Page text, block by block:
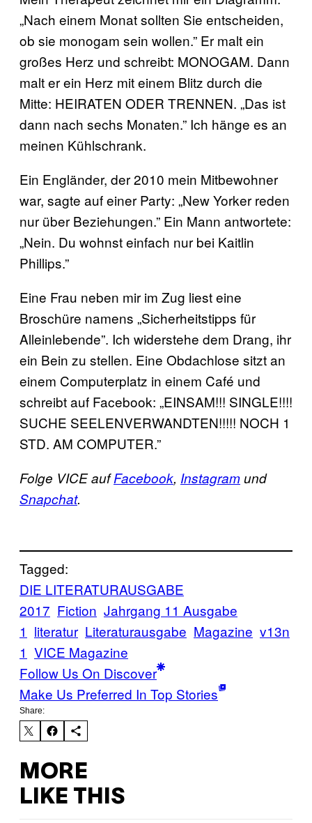
„Nach einem Monat sollten Sie entscheiden,
ob sie monogam sein wollen.” Er malt ein
großes Herz und schreibt: MONOGAM. Dann
malt er ein Herz mit einem Blitz durch die
Mitte: HEIRATEN ODER TRENNEN. „Das ist
dann nach sechs Monaten.” Ich hänge es an
meinen Kühlschrank.
Ein Engländer, der 2010 mein Mitbewohner
war, sagte auf einer Party: „New Yorker reden
nur über Beziehungen.” Ein Mann antwortete:
„Nein. Du wohnst einfach nur bei Kaitlin
Phillips.”
Eine Frau neben mir im Zug liest eine
Broschüre namens „Sicherheitstipps für
Alleinlebende”. Ich widerstehe dem Drang, ihr
ein Bein zu stellen. Eine Obdachlose sitzt an
einem Computerplatz in einem Café und
schreibt auf Facebook: „EINSAM!!! SINGLE!!!!
SUCHE SEELENVERWANDTEN!!!!! NOCH 1
STD. AM COMPUTER.”
Folge VICE aufFacebook, Instagramund
Snapchat.
Tagged:
DIE LITERATURAUSGABE
2017 Fiction Jahrgang 11 Ausgabe
1 literatur Literaturausgabe Magazine v13n
1 VICE Magazine
Follow Us On Discover
Make Us Preferred In Top Stories
Share:
MORE
LIKE THIS